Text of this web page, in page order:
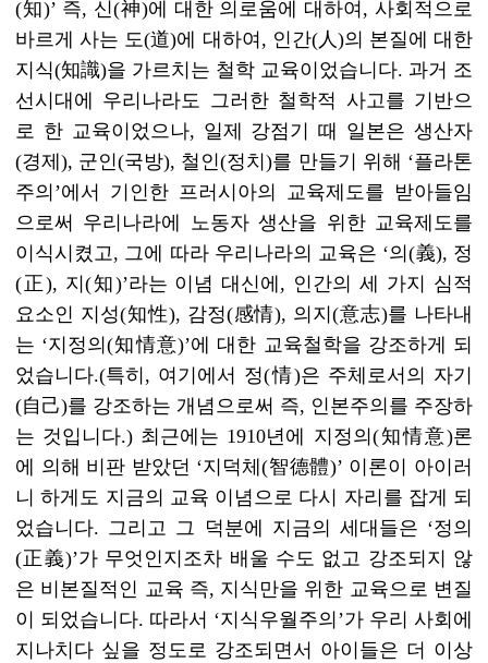
(知)’ 즉, 신(神)에 대한 의로움에 대하여, 사회적으로
바르게 사는 도(道)에 대하여, 인간(人)의 본질에 대한
지식(知識)을 가르치는 철학 교육이었습니다. 과거 조
선시대에 우리나라도 그러한 철학적 사고를 기반으
로 한 교육이었으나, 일제 강점기 때 일본은 생산자
(경제), 군인(국방), 철인(정치)를 만들기 위해 ‘플라톤
주의’에서 기인한 프러시아의 교육제도를 받아들임
으로써 우리나라에 노동자 생산을 위한 교육제도를
이식시켰고, 그에 따라 우리나라의 교육은 ‘의(義), 정
(正), 지(知)’라는 이념 대신에, 인간의 세 가지 심적
요소인 지성(知性), 감정(感情), 의지(意志)를 나타내
는 ‘지정의(知情意)’에 대한 교육철학을 강조하게 되
었습니다.(특히, 여기에서 정(情)은 주체로서의 자기
(自己)를 강조하는 개념으로써 즉, 인본주의를 주장하
는 것입니다.) 최근에는 1910년에 지정의(知情意)론
에 의해 비판 받았던 ‘지덕체(智德體)’ 이론이 아이러
니 하게도 지금의 교육 이념으로 다시 자리를 잡게 되
었습니다. 그리고 그 덕분에 지금의 세대들은 ‘정의
(正義)’가 무엇인지조차 배울 수도 없고 강조되지 않
은 비본질적인 교육 즉, 지식만을 위한 교육으로 변질
이 되었습니다. 따라서 ‘지식우월주의’가 우리 사회에
지나치다 싶을 정도로 강조되면서 아이들은 더 이상